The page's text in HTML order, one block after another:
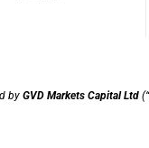
by GVD Markets Capital Ltd